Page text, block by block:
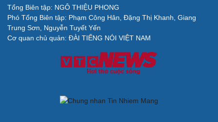
Tổng Biên tập: NGÔ THIỆU PHONG
Phó Tổng Biên tập: Phạm Công Hân, Đặng Thị Khanh, Giang
Trung Sơn, Nguyễn Tuyết Yến
Cơ quan chủ quản: ĐÀI TIẾNG NÓI VIỆT NAM